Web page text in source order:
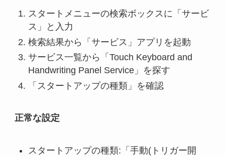
スタートメニューの検索ボックスに「サービ
ス」と入力
検索結果から「サービス」アプリを起動
サービス一覧から「Touch Keyboard and
Handwriting Panel Service」を探す
「スタートアップの種類」を確認
正常な設定
スタートアップの種類:「手動(トリガー開